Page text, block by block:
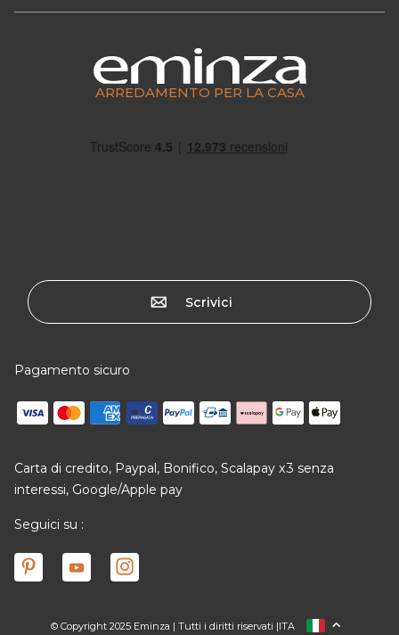
ARREDAMENTO PER LA CASA
Scrivici
Pagamento sicuro
Carta di credito, Paypal, Bonifico, Scalapay x3 senza
interessi, Google/Apple pay
Seguici su :
© Copyright 2025 Eminza | Tutti i diritti riservati |
FRANCIAITA